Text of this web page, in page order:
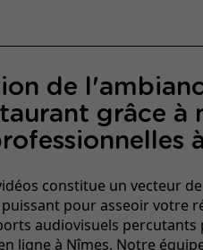
de
grâce à
constitue un vecteur de
pour asseoir votre
audiovisuels
ligne à Nîmes. Notre